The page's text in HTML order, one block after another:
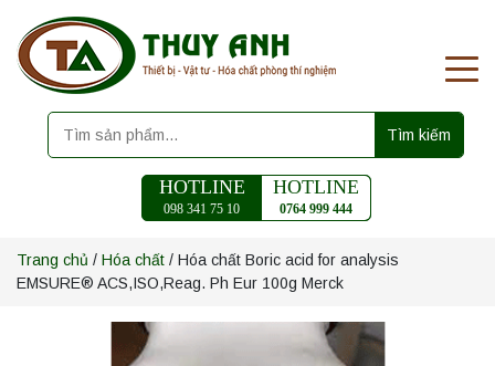
Tìm kiếm
HOTLINE
098 341 75 10
HOTLINE
0764 999 444
Trang chủ / Hóa chất / Hóa chất Boric acid for analysis
EMSURE® ACS,ISO,Reag. Ph Eur 100g Merck